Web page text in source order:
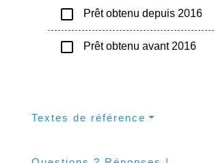
check_box_outline_blank Prêt obtenu depuis 2016
check_box_outline_blank Prêt obtenu avant 2016
Textes de référence